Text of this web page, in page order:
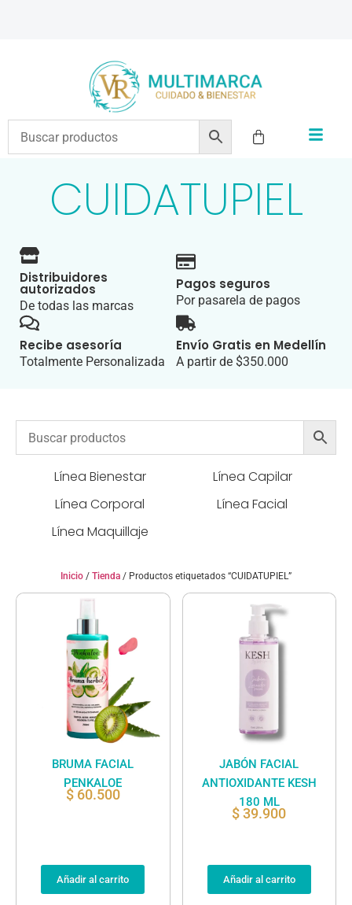
CUIDATUPIEL
Distribuidores
autorizados
De todas las marcas
Pagos seguros
Por pasarela de pagos
Recibe asesoría
Totalmente Personalizada
Envío Gratis en Medellín
A partir de $350.000
Línea Bienestar
Línea Capilar
Línea Corporal
Línea Facial
Línea Maquillaje
Inicio / Tienda / Productos etiquetados “CUIDATUPIEL”
BRUMA FACIAL
PENKALOE
$60.500
Añadir al carrito
JABÓN FACIAL
ANTIOXIDANTE KESH
180 ML
$39.900
Añadir al carrito